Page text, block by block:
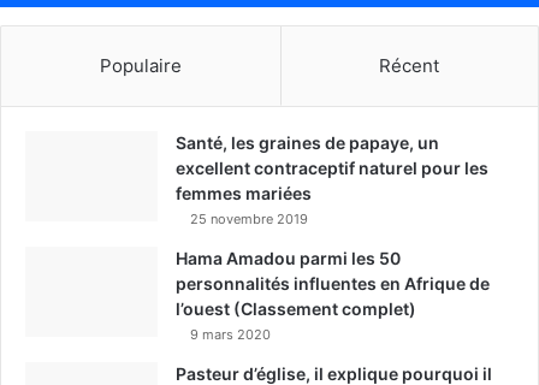
Populaire Récent
Santé, les graines de papaye, un
excellent contraceptif naturel pour les
femmes mariées
25 novembre 2019
Hama Amadou parmi les 50
personnalités influentes en Afrique de
l’ouest (Classement complet)
9 mars 2020
Pasteur d’église, il explique pourquoi il